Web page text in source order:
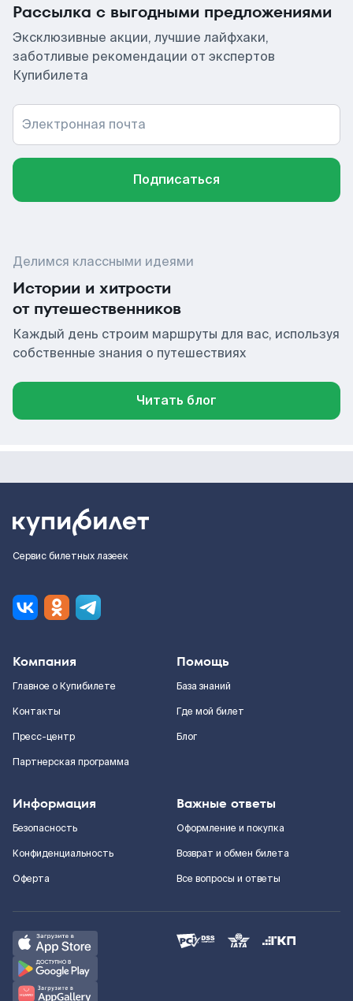
Рассылка с выгодными предложениями
Эксклюзивные акции, лучшие лайфхаки,
заботливые рекомендации от экспертов
Купибилета
Электронная почта
Подписаться
Делимся классными идеями
Истории и хитрости
от путешественников
Каждый день строим маршруты для вас, используя
собственные знания о путешествиях
Читать блог
Сервис билетных лазеек
Компания
Главное о Купибилете
Контакты
Пресс-центр
Партнерская программа
Помощь
База знаний
Где мой билет
Блог
Информация
Безопасность
Конфиденциальность
Оферта
Важные ответы
Оформление и покупка
Возврат и обмен билета
Все вопросы и ответы